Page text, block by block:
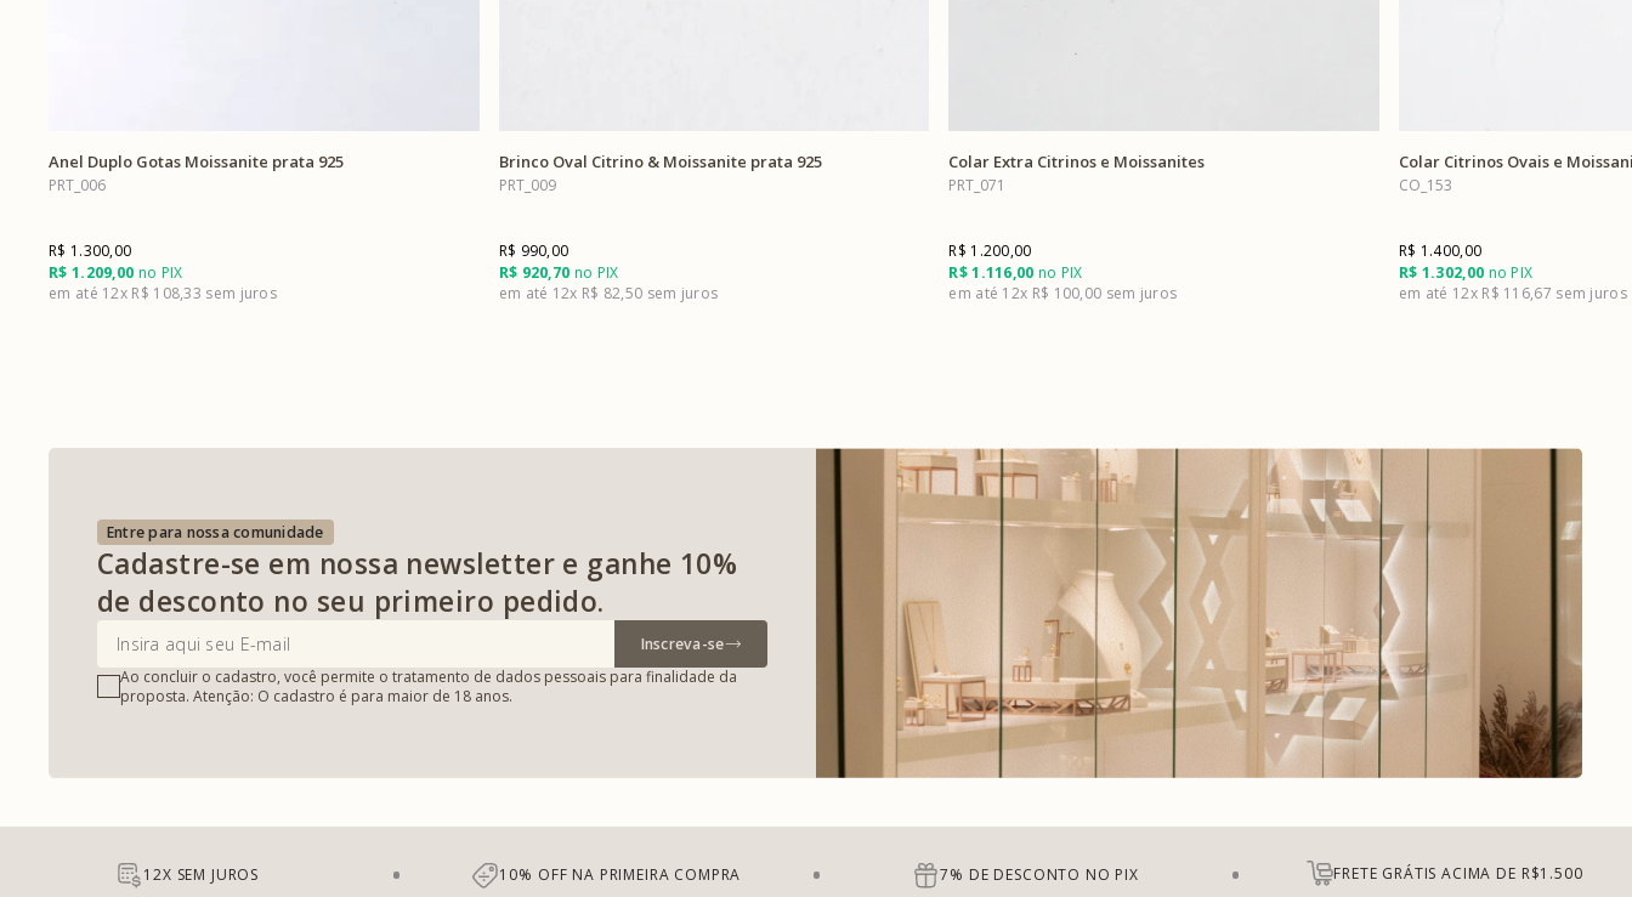
Anel Duplo Gotas Moissanite prata 925
PRT_006
R$ 1.209,00 no PIX
R$ 1.300,00
12x R$ 108,33
Brinco Oval Citrino & Moissanite prata 925
PRT_009
R$ 920,70 no PIX
R$ 990,00
12x R$ 82,50
Colar Extra Citrinos e Moissanites
PRT_071
R$ 1.116,00 no PIX
R$ 1.200,00
12x R$ 100,00
Colar Citrinos Ovais e
CO_153
R$ 1.302,00 no PIX
R$ 1.400,00
12x R$ 116,67
Entre para nossa comunidade
Cadastre-se em nossa newsletter e ganhe 10%
de desconto no seu primeiro pedido.
Inscreva-se
Ao concluir o cadastro, você permite o tratamento de dados pessoais para finalidade da
proposta. Atenção: O cadastro é para maior de 18 anos.
12X SEM JUROS 10% OFF NA PRIMEIRA COMPRA 7% DE DESCONTO NO PIX FRETE GRÁTIS ACIMA DE R$1.500